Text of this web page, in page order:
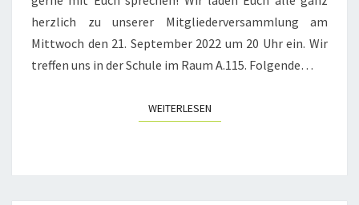
herzlich zu unserer Mitgliederversammlung am
Mittwoch den 21. September 2022 um 20 Uhr ein. Wir
treffen uns in der Schule im Raum A.115. Folgende…
WEITERLESENWEITERLESEN